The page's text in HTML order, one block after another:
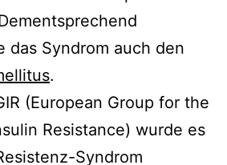
das Syndrom auch den
.
(European Group for the
Resistance) wurde es
Syndrom